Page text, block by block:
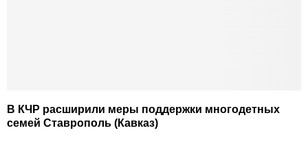
В КЧР расширили меры поддержки многодетных
семей Ставрополь (Кавказ)